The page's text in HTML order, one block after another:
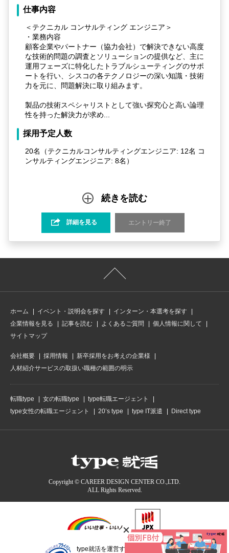
仕事内容
＜テクニカル コンサルティング エンジニア＞
・業務内容
顧客企業やパートナー（協力会社）で解決できない高度
な技術的問題の調査とソリューションの提供など、主に
運用フェーズに特化したトラブルシューティングのサポ
ートを行い、シスコの各テクノロジーの深い知識・技術
力を元に、問題解決に取り組みます。
製品の技術スペシャリストとして強い探究心と高い論理
性を持った解決力が求め...
採用予定人数
20名（テクニカルコンサルティングエンジニア: 12名 コ
ンサルティングエンジニア: 8名）
続きを読む
詳細を見る エントリー終了
ホーム イベント・説明会を探す
インターン・本選考を探す
企業情報を見る
記事を読む よくあるご質問
個人情報に関して
サイトマップ
会社概要 採用情報
新卒採用をお考えの企業様
人材紹介サービスの取扱い職種の範囲の明示
転職type 女の転職type
type転職エージェント
type女性の転職エージェント
20’s type type IT派遣 Direct type
Copyright © CAREER DESIGN CENTER CO.,LTD.
ALL Rights Reserved.
type就活を運営する